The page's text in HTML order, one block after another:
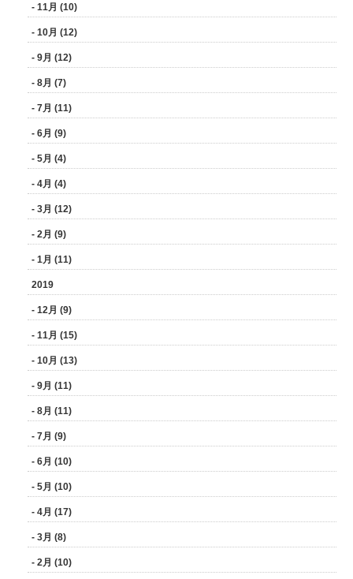
- 11月 (10)
- 10月 (12)
- 9月 (12)
- 8月 (7)
- 7月 (11)
- 6月 (9)
- 5月 (4)
- 4月 (4)
- 3月 (12)
- 2月 (9)
- 1月 (11)
2019
- 12月 (9)
- 11月 (15)
- 10月 (13)
- 9月 (11)
- 8月 (11)
- 7月 (9)
- 6月 (10)
- 5月 (10)
- 4月 (17)
- 3月 (8)
- 2月 (10)